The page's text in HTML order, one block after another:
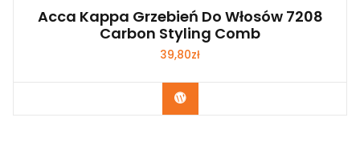
Acca Kappa Grzebień Do Włosów 7208
Carbon Styling Comb
39,80zł
Zobacz